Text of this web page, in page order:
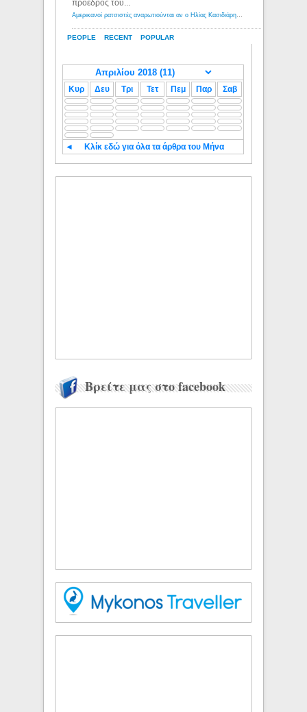
PEOPLE RECENT POPULAR
πρόεδρος του...
Αμερικανοί ρατσιστές αναρωτιούνται αν ο Ηλίας Κασιδιάρης ανήκει στη λευκή φυλή... - Λόγιος Ερμής
Κυρ Δευ Τρι Τετ Πεμ Παρ Σαβ
◄ Κλίκ εδώ για όλα τα άρθρα του Μήνα
Βρείτε μας στο facebook